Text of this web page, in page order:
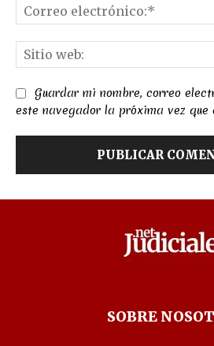
Guardar mi nombre, correo
este navegador la próxima vez que
SOBRE